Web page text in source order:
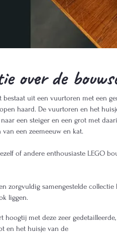
over de
bestaat uit een vuurtoren met een
haard. De vuurtoren en het
een steiger en een grot met
een zeemeeuw en kat.
of andere enthousiaste LEGO
zorgvuldig samengestelde
liggen.
hoogtij met deze zeer gedetailleerde,
en het huisje van de